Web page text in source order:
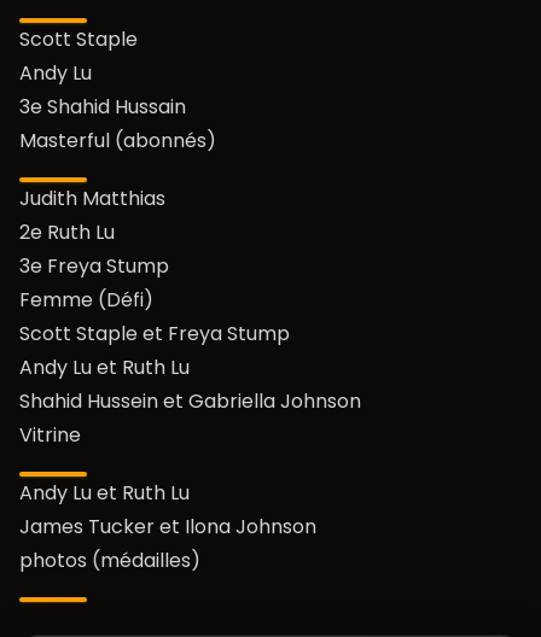
Scott Staple
Andy Lu
3e Shahid Hussain
Masterful (abonnés)
Judith Matthias
2e Ruth Lu
3e Freya Stump
Femme (Défi)
Scott Staple et Freya Stump
Andy Lu et Ruth Lu
Shahid Hussein et Gabriella Johnson
Vitrine
Andy Lu et Ruth Lu
James Tucker et Ilona Johnson
photos (médailles)